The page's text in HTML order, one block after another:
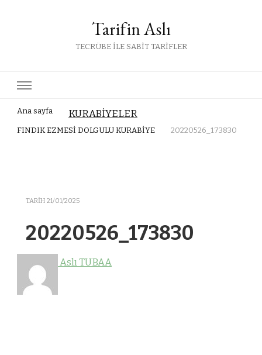
Tarifin Aslı
TECRÜBE İLE SABİT TARİFLER
Ana sayfa KURABİYELER
FINDIK EZMESİ DOLGULU KURABİYE 20220526_173830
TARIH 21/01/2025
20220526_173830
Aslı TUBAA